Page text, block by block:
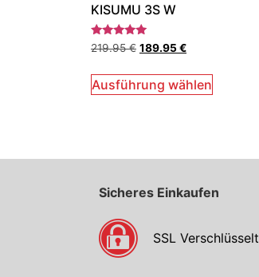
KISUMU 3S W
Bewertet
mit
von 5
219.95€ 189.95€
Ausführung wählen
Sicheres Einkaufen
SSL Verschlüsselt